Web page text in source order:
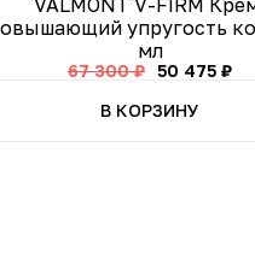
VALMONT V-FIRM
упругость
мл
67 300 ₽ 50 475 ₽
В КОРЗИНУ